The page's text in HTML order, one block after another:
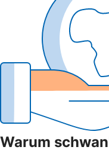
Warum